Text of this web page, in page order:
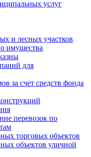
услуг
и лесных участков
имущества
для
за счет средств фонда
перевозок по
торговых объектов
объектов уличной